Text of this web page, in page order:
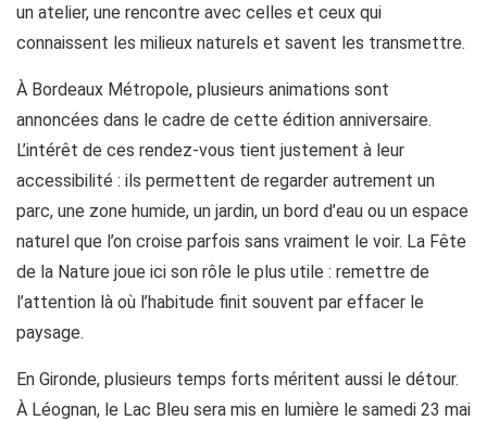
un atelier, une rencontre avec celles et ceux qui
connaissent les milieux naturels et savent les transmettre.
À Bordeaux Métropole, plusieurs animations sont
annoncées dans le cadre de cette édition anniversaire.
L’intérêt de ces rendez-vous tient justement à leur
accessibilité : ils permettent de regarder autrement un
parc, une zone humide, un jardin, un bord d’eau ou un espace
naturel que l’on croise parfois sans vraiment le voir. La Fête
de la Nature joue ici son rôle le plus utile : remettre de
l’attention là où l’habitude finit souvent par effacer le
paysage.
En Gironde, plusieurs temps forts méritent aussi le détour.
À Léognan, le Lac Bleu sera mis en lumière le samedi 23 mai